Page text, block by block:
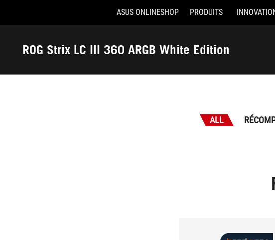
Accessibility links
ASUS ONLINESHOP PRODUITS
ROG Strix LC III 360 ARGB White Edition
ALL